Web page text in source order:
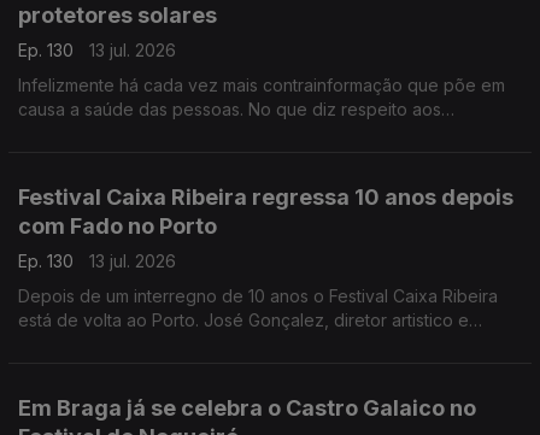
protetores solares
Ep. 130
13 jul. 2026
Infelizmente há cada vez mais contrainformação que põe em
causa a saúde das pessoas. No que diz respeito aos
Festival Caixa Ribeira regressa 10 anos depois
com Fado no Porto
Ep. 130
13 jul. 2026
Depois de um interregno de 10 anos o Festival Caixa Ribeira
está de volta ao Porto. José Gonçalez, diretor artistico e
Em Braga já se celebra o Castro Galaico no